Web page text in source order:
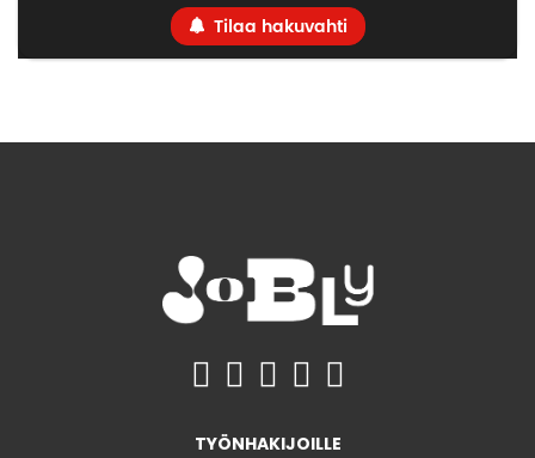
Tilaa hakuvahti
TYÖNHAKIJOILLE